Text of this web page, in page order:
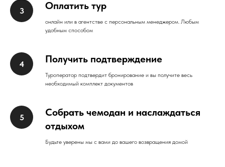
Оплатить тур
онлайн или в агентстве с персональным менеджером. Любым
удобным способом
Получить подтверждение
Туроператор подтвердит бронирование и вы получите весь
необходимый комплект документов
Собрать чемодан и наслаждаться
отдыхом
Будьте уверены мы с вами до вашего возвращения домой